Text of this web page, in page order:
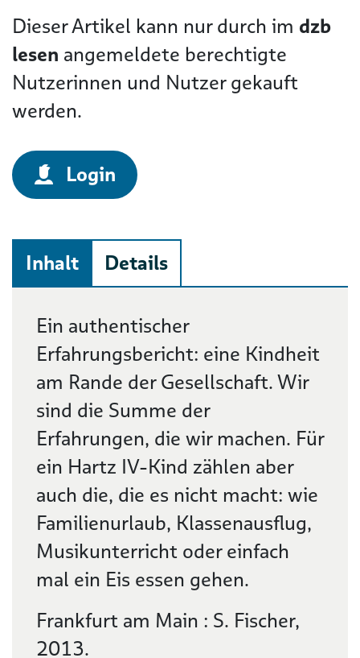
Dieser Artikel kann nur durch im dzb
lesen angemeldete berechtigte
Nutzerinnen und Nutzer gekauft
werden.
Login
Inhalt Details
Beschreibung
Ein authentischer
Erfahrungsbericht: eine Kindheit
am Rande der Gesellschaft. Wir
sind die Summe der
Erfahrungen, die wir machen. Für
ein Hartz IV-Kind zählen aber
auch die, die es nicht macht: wie
Familienurlaub, Klassenausflug,
Musikunterricht oder einfach
mal ein Eis essen gehen.
Frankfurt am Main : S. Fischer,
2013.